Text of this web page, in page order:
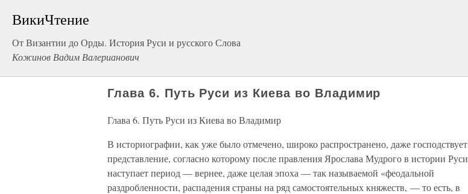
ВикиЧтение
От Византии до Орды. История Руси и русского Слова
Кожинов Вадим Валерианович
Глава 6. Путь Руси из Киева во Владимир
Глава 6. Путь Руси из Киева во Владимир
В историографии, как уже было отмечено, широко распространено, даже господствует
представление, согласно которому после правления Ярослава Мудрого в истории Руси
наступает период — вернее, даже целая эпоха — так называемой «феодальной
раздробленности, распадения страны на ряд самостоятельных княжеств, — то есть, в